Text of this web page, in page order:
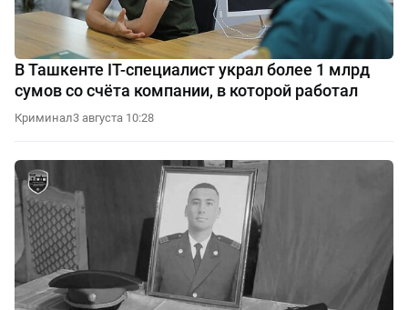
В Ташкенте IT-специалист украл более 1 млрд
сумов со счёта компании, в которой работал
Криминал3 августа 10:28